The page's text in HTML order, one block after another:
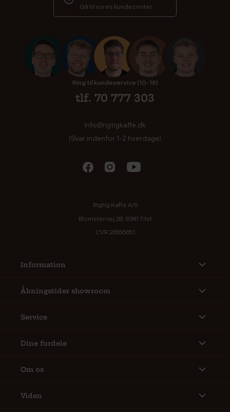
Gå til vores kundecenter
Ring til kundeservice (10-16)
tlf. 70 777 303
info@rigtigkaffe.dk
(Svar indenfor 1-2 hverdage)
Rigtig Kaffe A/S
Blomstervej 2B, 8381 Tilst
CVR 26556651
Information
Åbningstider showroom
Service
Dine fordele
Om os
Viden